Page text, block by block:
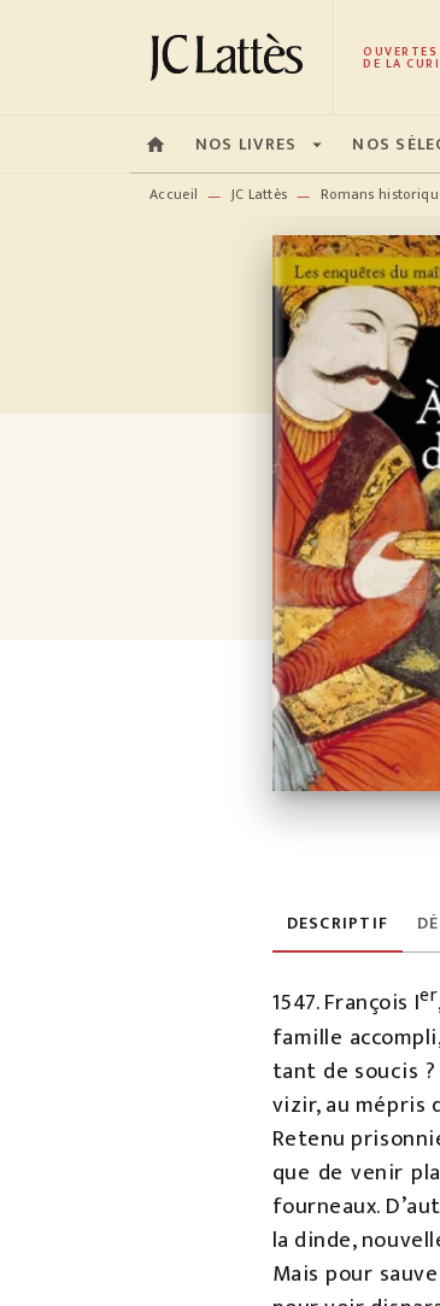
MENU RECHERCHE
DE LA
home NOS LIVRES arrow_drop_down NOS
Accueil — JC Lattès — Romans
DESCRIPTIF
1547. François Ier
famille
tant de soucis
vizir, au mépris
Retenu
que de venir
fourneaux.
la dinde,
Mais pour